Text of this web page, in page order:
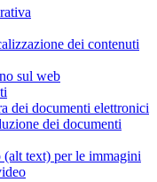
dei contenuti
sul web
dei documenti elettronici
dei documenti
text) per le immagini